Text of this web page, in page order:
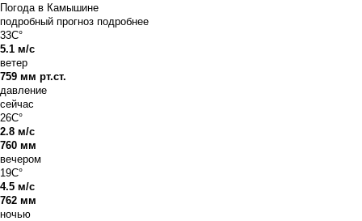
Погода в Камышине
подробный прогноз подробнее
33C°
5.1 м/с
ветер
759 мм рт.ст.
давление
сейчас
26C°
2.8 м/с
760 мм
вечером
19C°
4.5 м/с
762 мм
ночью